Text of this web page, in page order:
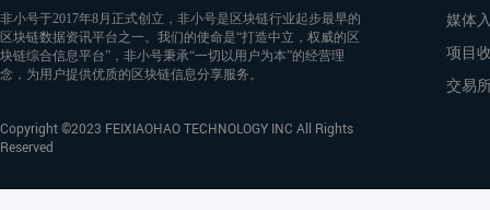
非小号于2017年8月正式创立，非小号是区块链行业起步最早的
区块链数据资讯平台之一。我们的使命是“打造中立，权威的区
块链综合信息平台”，非小号秉承“一切以用户为本”的经营理
念，为用户提供优质的区块链信息分享服务。
Copyright ©2023 FEIXIAOHAO TECHNOLOGY INC All Rights
Reserved
媒体
项目
交易